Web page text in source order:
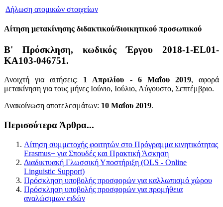
Δήλωση ατομικών στοιχείων
Αίτηση μετακίνησης διδακτικού/διοικητικού προσωπικού
Β' Πρόσκληση, κωδικός Έργου 2018-1-EL01-
KA103-046751.
Ανοιχτή για αιτήσεις: 1 Απριλίου - 6 Μαΐου 2019, αφορά
μετακίνηση για τους μήνες Ιούνιο, Ιούλιο, Αύγουστο, Σεπτέμβριο.
Ανακοίνωση αποτελεσμάτων: 10 Μαΐου 2019.
Περισσότερα Άρθρα...
Αίτηση συμμετοχής φοιτητών στο Πρόγραμμα κινητικότητας
Erasmus+ για Σπουδές και Πρακτική Άσκηση
Διαδικτυακή Γλωσσική Υποστήριξη (OLS - Online
Linguistic Support)
Πρόσκληση υποβολής προσφορών για καλλωπισμό χώρου
Πρόσκληση υποβολής προσφορών για προμήθεια
αναλώσιμων ειδών